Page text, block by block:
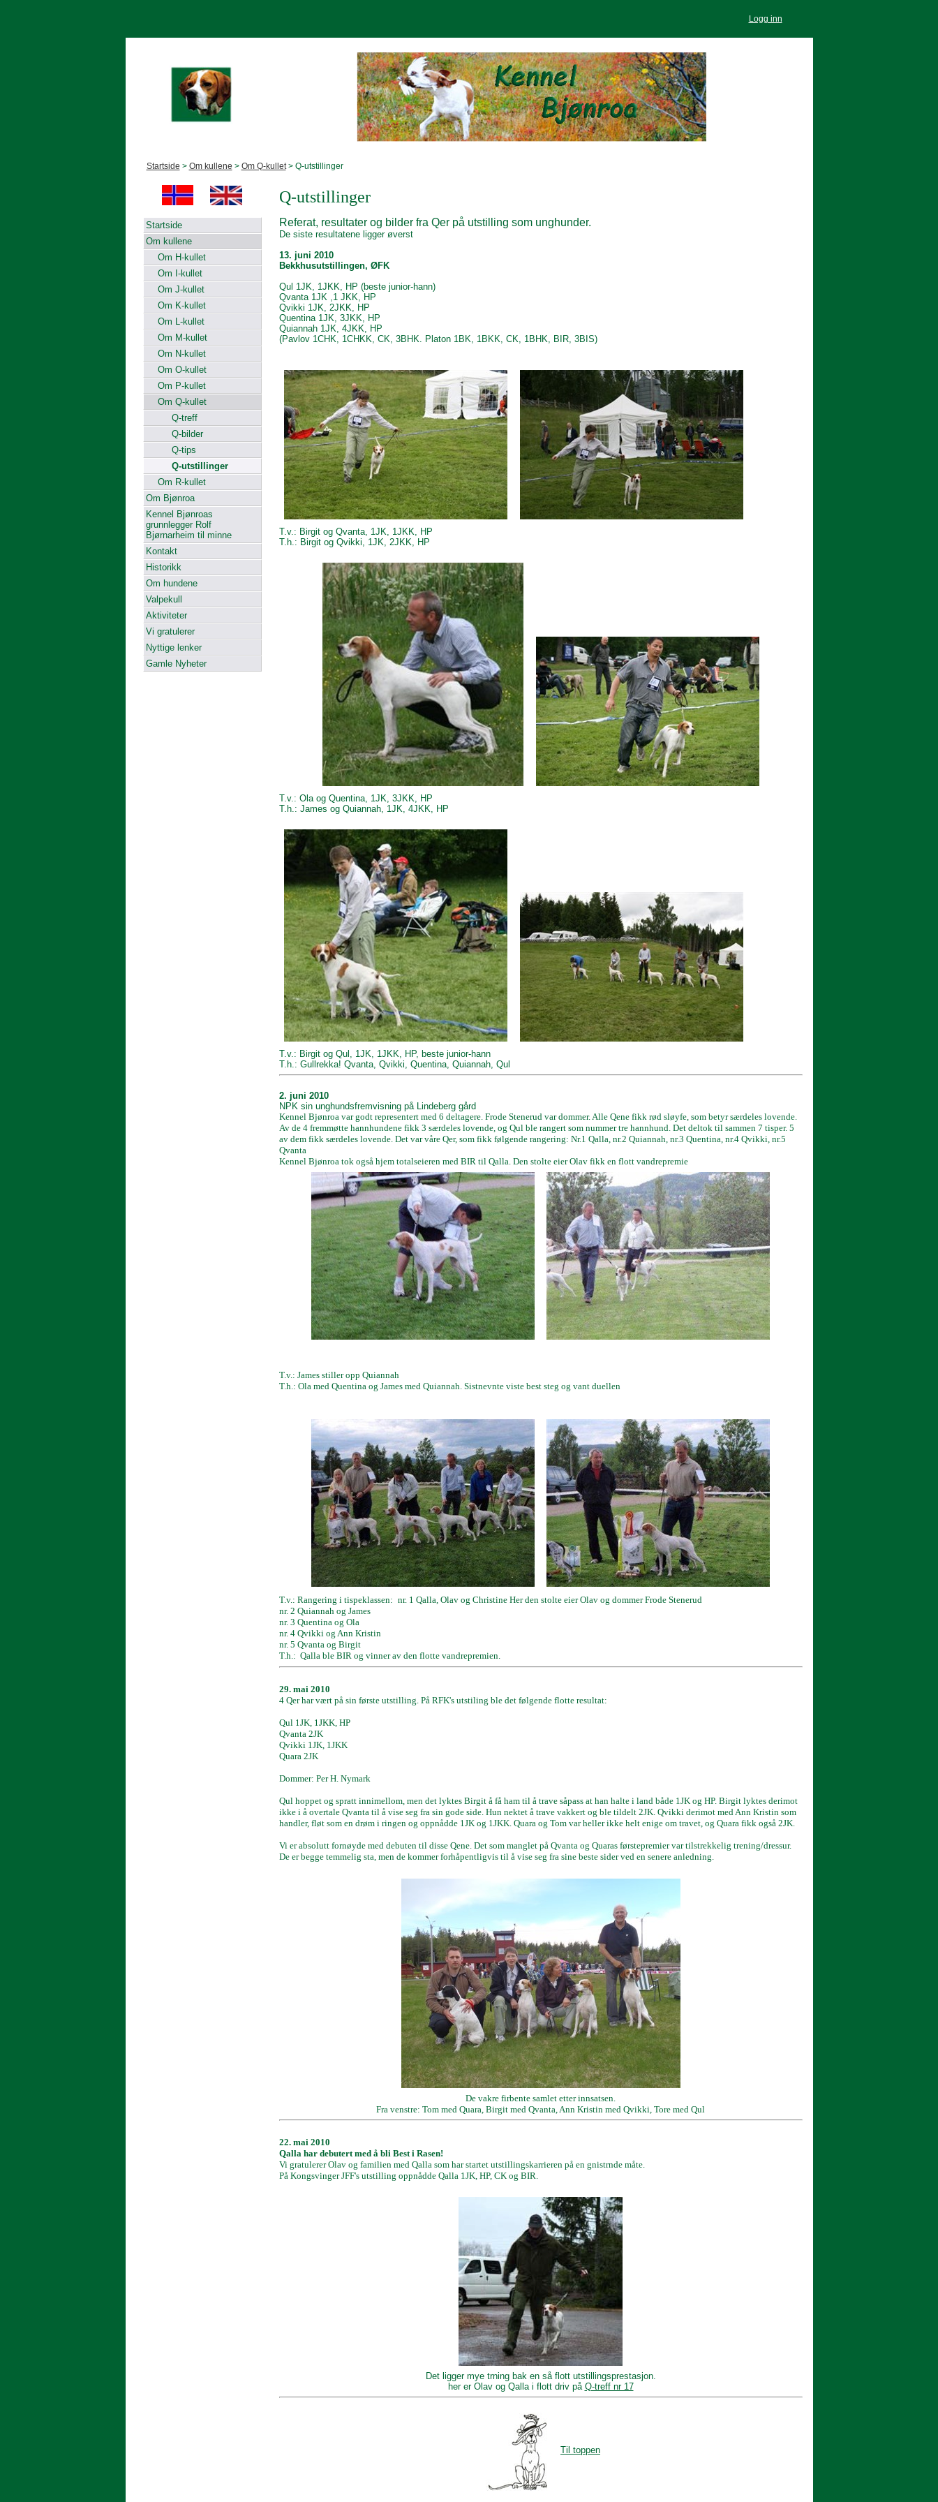
Logg inn
Startside > Om kullene > Om Q-kullet> Q-utstillinger
Startside
Om kullene
Om H-kullet
Om I-kullet
Om J-kullet
Om K-kullet
Om L-kullet
Om M-kullet
Om N-kullet
Om O-kullet
Om P-kullet
Om Q-kullet
Q-treff
Q-bilder
Q-tips
Q-utstillinger
Om R-kullet
Om Bjønroa
Kennel Bjønroas
grunnlegger Rolf
Bjørnarheim til minne
Kontakt
Historikk
Om hundene
Valpekull
Aktiviteter
Vi gratulerer
Nyttige lenker
Gamle Nyheter
Q-utstillinger
Referat, resultater og bilder fra Qer på utstilling som unghunder.
De siste resultatene ligger øverst
13. juni 2010
Bekkhusutstillingen, ØFK
Qul 1JK, 1JKK, HP (beste junior-hann)
Qvanta 1JK ,1 JKK, HP
Qvikki 1JK, 2JKK, HP
Quentina 1JK, 3JKK, HP
Quiannah 1JK, 4JKK, HP
(Pavlov 1CHK, 1CHKK, CK, 3BHK. Platon 1BK, 1BKK, CK, 1BHK, BIR, 3BIS)
T.v.: Birgit og Qvanta, 1JK, 1JKK, HP
T.h.: Birgit og Qvikki, 1JK, 2JKK, HP
T.v.: Ola og Quentina, 1JK, 3JKK, HP
T.h.: James og Quiannah, 1JK, 4JKK, HP
T.v.: Birgit og Qul, 1JK, 1JKK, HP, beste junior-hann
T.h.: Gullrekka! Qvanta, Qvikki, Quentina, Quiannah, Qul
2. juni 2010
NPK sin unghundsfremvisning på Lindeberg gård
Kennel Bjønroa var godt representert med 6 deltagere. Frode Stenerud var dommer. Alle Qene fikk rød sløyfe, som betyr særdeles lovende.
Av de 4 fremmøtte hannhundene fikk 3 særdeles lovende, og Qul ble rangert som nummer tre hannhund. Det deltok til sammen 7 tisper. 5
av dem fikk særdeles lovende. Det var våre Qer, som fikk følgende rangering: Nr.1 Qalla, nr.2 Quiannah, nr.3 Quentina, nr.4 Qvikki, nr.5
Qvanta
Kennel Bjønroa tok også hjem totalseieren med BIR til Qalla. Den stolte eier Olav fikk en flott vandrepremie
T.v.: James stiller opp Quiannah
T.h.: Ola med Quentina og James med Quiannah. Sistnevnte viste best steg og vant duellen
T.v.: Rangering i tispeklassen: nr. 1 Qalla, Olav og Christine Her den stolte eier Olav og dommer Frode Stenerud
nr. 2 Quiannah og James
nr. 3 Quentina og Ola
nr. 4 Qvikki og Ann Kristin
nr. 5 Qvanta og Birgit
T.h.: Qalla ble BIR og vinner av den flotte vandrepremien.
29. mai 2010
4 Qer har vært på sin første utstilling. På RFK's utstiling ble det følgende flotte resultat:
Qul 1JK, 1JKK, HP
Qvanta 2JK
Qvikki 1JK, 1JKK
Quara 2JK
Dommer: Per H. Nymark
Qul hoppet og spratt innimellom, men det lyktes Birgit å få ham til å trave såpass at han halte i land både 1JK og HP. Birgit lyktes derimot
ikke i å overtale Qvanta til å vise seg fra sin gode side. Hun nektet å trave vakkert og ble tildelt 2JK. Qvikki derimot med Ann Kristin som
handler, fløt som en drøm i ringen og oppnådde 1JK og 1JKK. Quara og Tom var heller ikke helt enige om travet, og Quara fikk også 2JK.
Vi er absolutt fornøyde med debuten til disse Qene. Det som manglet på Qvanta og Quaras førstepremier var tilstrekkelig trening/dressur.
De er begge temmelig sta, men de kommer forhåpentligvis til å vise seg fra sine beste sider ved en senere anledning.
De vakre firbente samlet etter innsatsen.
Fra venstre: Tom med Quara, Birgit med Qvanta, Ann Kristin med Qvikki, Tore med Qul
22. mai 2010
Qalla har debutert med å bli Best i Rasen!
Vi gratulerer Olav og familien med Qalla som har startet utstillingskarrieren på en gnistrnde måte.
På Kongsvinger JFF's utstilling oppnådde Qalla 1JK, HP, CK og BIR.
Det ligger mye trning bak en så flott utstillingsprestasjon.
her er Olav og Qalla i flott driv på Q-treff nr 17
Til toppen